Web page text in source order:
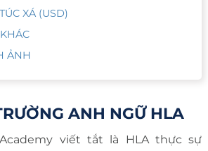
XÁ (USD)
ẢNH
ANH NGỮ HLA
viết tắt là HLA thực sự